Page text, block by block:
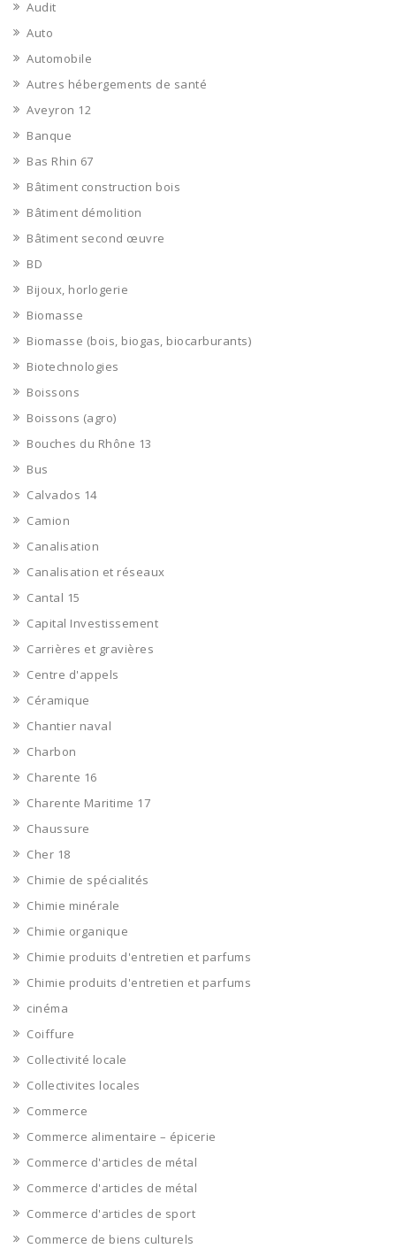
Audit
Auto
Automobile
Autres hébergements de santé
Aveyron 12
Banque
Bas Rhin 67
Bâtiment construction bois
Bâtiment démolition
Bâtiment second œuvre
BD
Bijoux, horlogerie
Biomasse
Biomasse (bois, biogas, biocarburants)
Biotechnologies
Boissons
Boissons (agro)
Bouches du Rhône 13
Bus
Calvados 14
Camion
Canalisation
Canalisation et réseaux
Cantal 15
Capital Investissement
Carrières et gravières
Centre d'appels
Céramique
Chantier naval
Charbon
Charente 16
Charente Maritime 17
Chaussure
Cher 18
Chimie de spécialités
Chimie minérale
Chimie organique
Chimie produits d'entretien et parfums
Chimie produits d'entretien et parfums
cinéma
Coiffure
Collectivité locale
Collectivites locales
Commerce
Commerce alimentaire – épicerie
Commerce d'articles de métal
Commerce d'articles de métal
Commerce d'articles de sport
Commerce de biens culturels